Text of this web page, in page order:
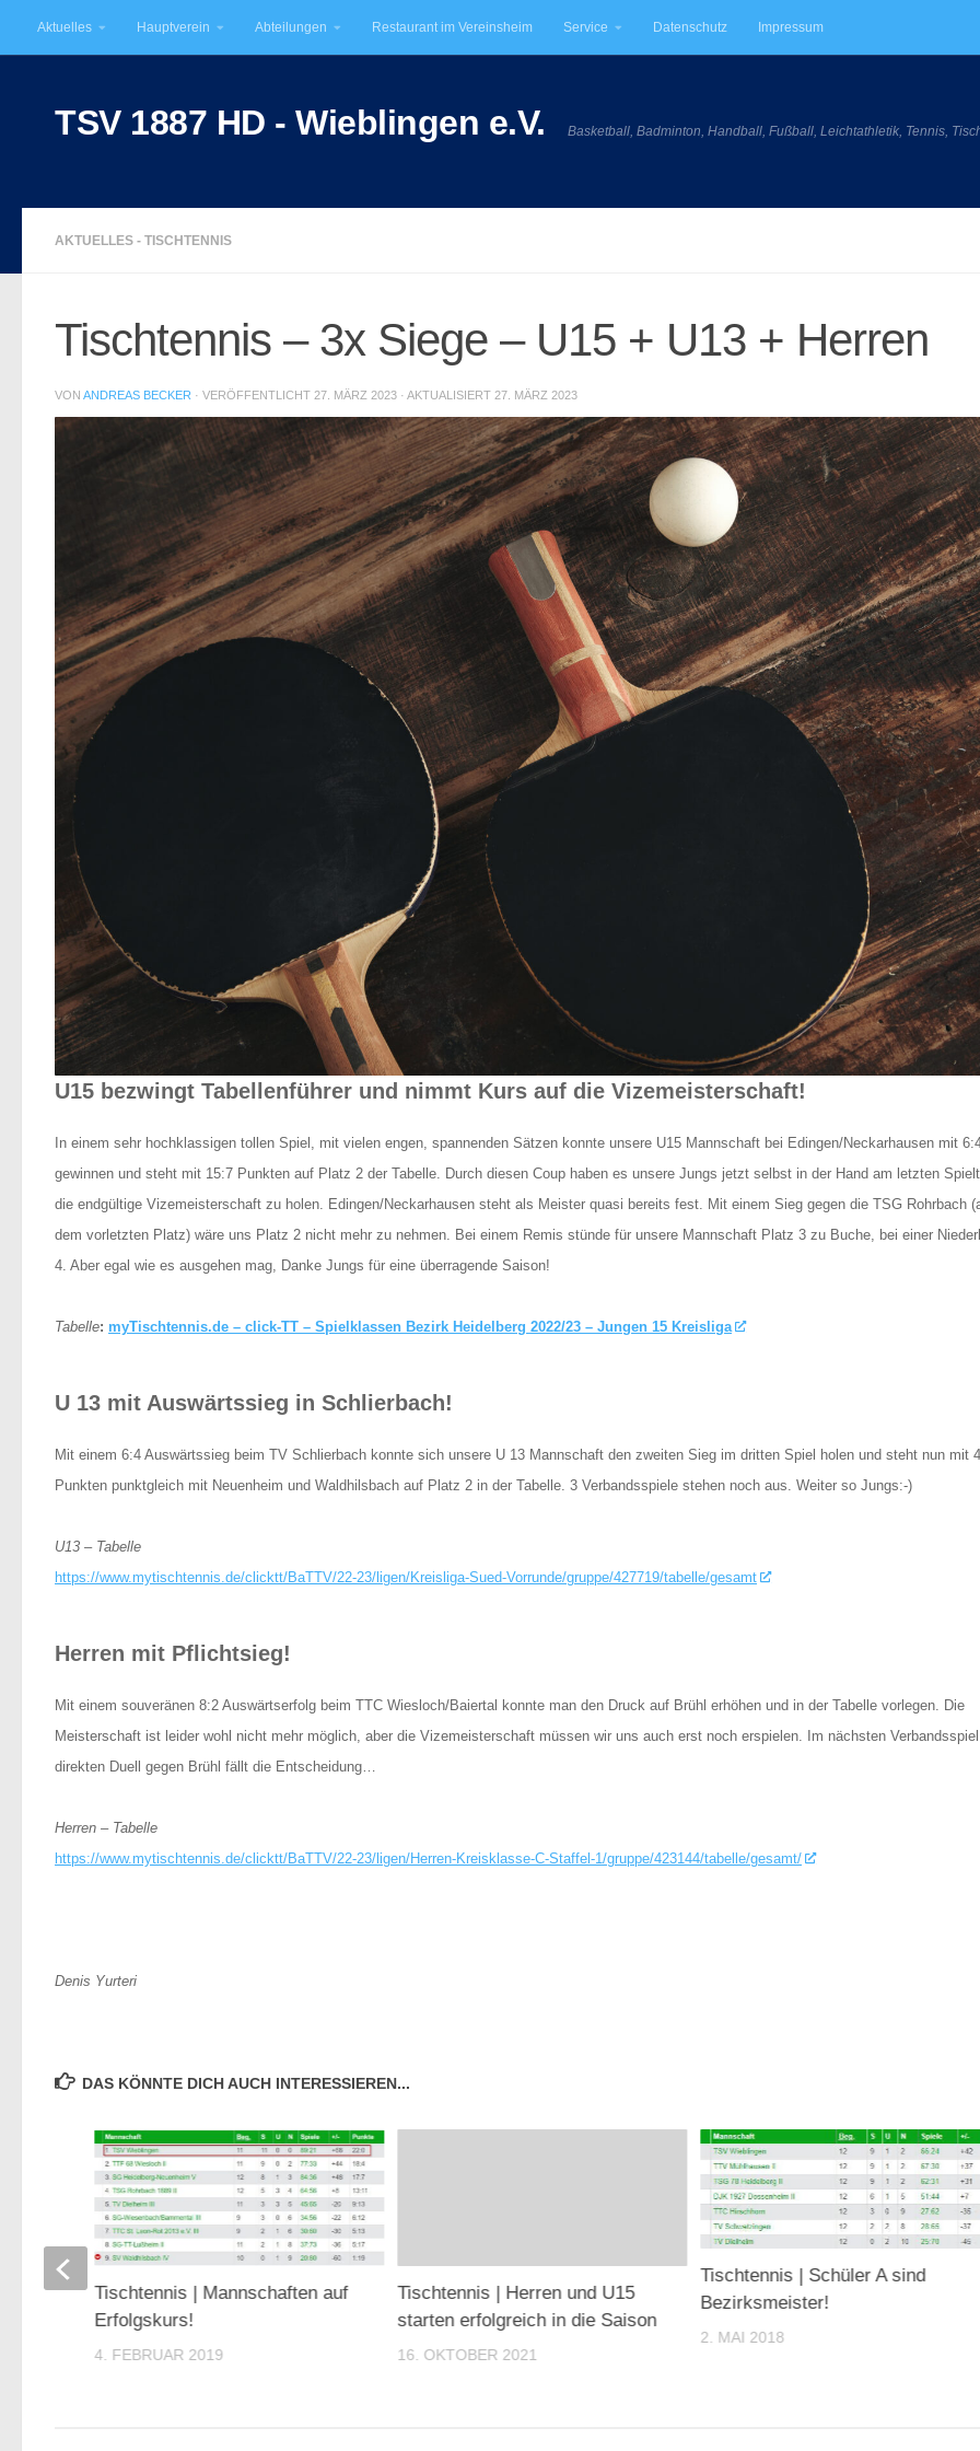
Unter dem Inhalt
Aktuelles Hauptverein Abteilungen Restaurant im Vereinsheim Service Datenschutz Impressum
TSV 1887 HD - Wieblingen e.V. Basketball, Badminton, Handball, Fußball, Leichtathletik, Tennis,
AKTUELLES - TISCHTENNIS
Tischtennis – 3x Siege – U15 + U13 + Herren
VON ANDREAS BECKER · VERÖFFENTLICHT 27. MÄRZ 2023 · AKTUALISIERT 27. MÄRZ 2023
U15 bezwingt Tabellenführer und nimmt Kurs auf die Vizemeisterschaft!
In einem sehr hochklassigen tollen Spiel, mit vielen engen, spannenden Sätzen konnte unsere U15 Mannschaft bei Edingen/Neckarhausen mit
gewinnen und steht mit 15:7 Punkten auf Platz 2 der Tabelle. Durch diesen Coup haben es unsere Jungs jetzt selbst in der Hand am letzten
die endgültige Vizemeisterschaft zu holen. Edingen/Neckarhausen steht als Meister quasi bereits fest. Mit einem Sieg gegen die TSG Rohrbach
dem vorletzten Platz) wäre uns Platz 2 nicht mehr zu nehmen. Bei einem Remis stünde für unsere Mannschaft Platz 3 zu Buche, bei einer
4. Aber egal wie es ausgehen mag, Danke Jungs für eine überragende Saison!
Tabelle: myTischtennis.de – click-TT – Spielklassen Bezirk Heidelberg 2022/23 – Jungen 15 Kreisliga
U 13 mit Auswärtssieg in Schlierbach!
Mit einem 6:4 Auswärtssieg beim TV Schlierbach konnte sich unsere U 13 Mannschaft den zweiten Sieg im dritten Spiel holen und steht nun mit
Punkten punktgleich mit Neuenheim und Waldhilsbach auf Platz 2 in der Tabelle. 3 Verbandsspiele stehen noch aus. Weiter so Jungs:-)
U13 – Tabelle
https://www.mytischtennis.de/clicktt/BaTTV/22-23/ligen/Kreisliga-Sued-Vorrunde/gruppe/427719/tabelle/gesamt
Herren mit Pflichtsieg!
Mit einem souveränen 8:2 Auswärtserfolg beim TTC Wiesloch/Baiertal konnte man den Druck auf Brühl erhöhen und in der Tabelle vorlegen. Die
Meisterschaft ist leider wohl nicht mehr möglich, aber die Vizemeisterschaft müssen wir uns auch erst noch erspielen. Im nächsten
direkten Duell gegen Brühl fällt die Entscheidung…
Herren – Tabelle
https://www.mytischtennis.de/clicktt/BaTTV/22-23/ligen/Herren-Kreisklasse-C-Staffel-1/gruppe/423144/tabelle/gesamt/
Denis Yurteri
DAS KÖNNTE DICH AUCH INTERESSIEREN...
Tischtennis | Herren und U15
starten erfolgreich in die Saison
16. OKTOBER 2021
Tischtennis | Schüler A sind
Bezirksmeister!
2. MAI 2018
Tischtennis | Mannschaften auf
Erfolgskurs!
4. FEBRUAR 2019